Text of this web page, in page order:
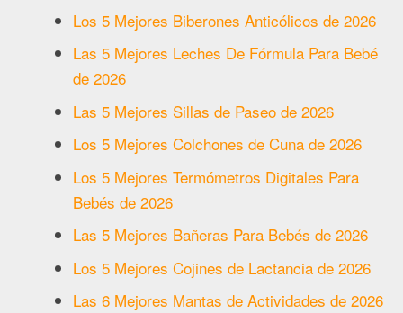
Los 5 Mejores Biberones Anticólicos de 2026
Las 5 Mejores Leches De Fórmula Para Bebé
de 2026
Las 5 Mejores Sillas de Paseo de 2026
Los 5 Mejores Colchones de Cuna de 2026
Los 5 Mejores Termómetros Digitales Para
Bebés de 2026
Las 5 Mejores Bañeras Para Bebés de 2026
Los 5 Mejores Cojines de Lactancia de 2026
Las 6 Mejores Mantas de Actividades de 2026